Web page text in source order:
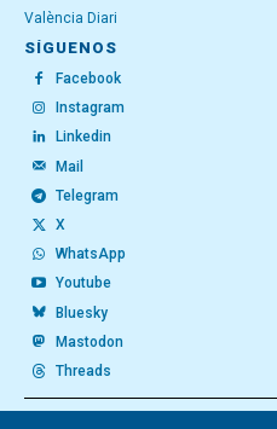
València Diari
SÍGUENOS
Facebook
Instagram
Linkedin
Mail
Telegram
X
WhatsApp
Youtube
Bluesky
Mastodon
Threads